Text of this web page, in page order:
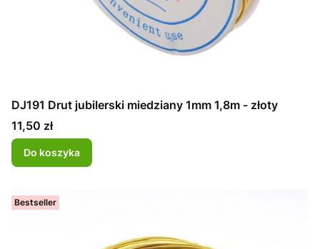
DJ191 Drut jubilerski miedziany 1mm 1,8m - złoty
Cena
11,50 zł
Do koszyka
Bestseller